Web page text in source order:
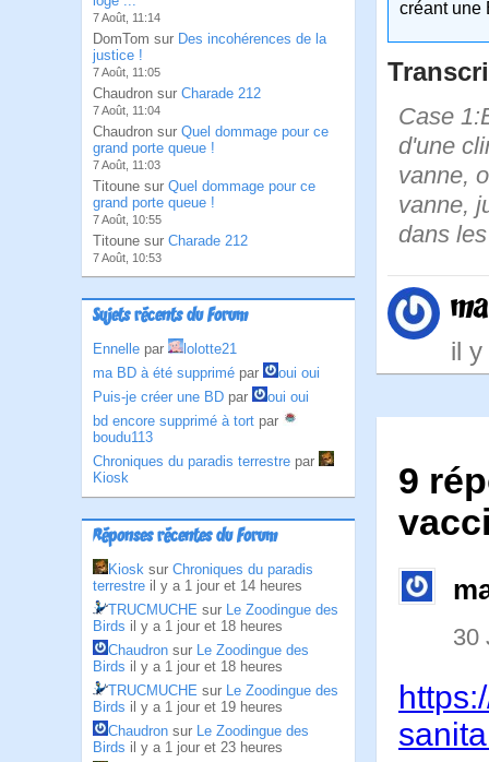
7 Août, 11:14
DomTom sur Des incohérences de la
justice !
7 Août, 11:05
Chaudron sur Charade 212
7 Août, 11:04
Chaudron sur Quel dommage pour ce
grand porte queue !
7 Août, 11:03
Titoune sur Quel dommage pour ce
grand porte queue !
7 Août, 10:55
Titoune sur Charade 212
7 Août, 10:53
Sujets récents du Forum
Ennelle par
lolotte21
ma BD à été supprimé par
oui oui
Puis-je créer une BD par
oui oui
bd encore supprimé à tort par
boudu113
Chroniques du paradis terrestre par
Kiosk
Réponses récentes du Forum
Kiosk sur Chroniques du paradis
terrestre il y a 1 jour et 14 heures
TRUCMUCHE sur Le Zoodingue des
Birds il y a 1 jour et 18 heures
Chaudron sur Le Zoodingue des
Birds il y a 1 jour et 18 heures
TRUCMUCHE sur Le Zoodingue des
Birds il y a 1 jour et 19 heures
Chaudron sur Le Zoodingue des
Birds il y a 1 jour et 23 heures
créant une
Case
d'une
vanne,
vanne,
dans
il
9
30